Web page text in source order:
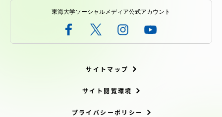
東海大学ソーシャルメディア公式アカウント
サイトマップ
サイト閲覧環境
プライバシーポリシー